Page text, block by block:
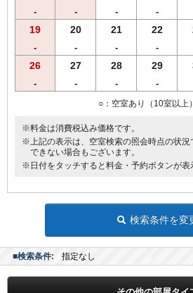
- - - -
19
-
20
-
21
-
22
-
26
-
27
-
28
-
29
-
○：空室あり（10室以
※料金は消費税込み価格です。
※上記の表示は、空室検索の照会時点の状況
できない場合もございます。
※日付をタッチすると料金・予約ボタンが表
検索条件を変
■検索条件: 指定なし